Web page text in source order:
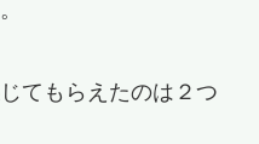
てもらえたのは２つ